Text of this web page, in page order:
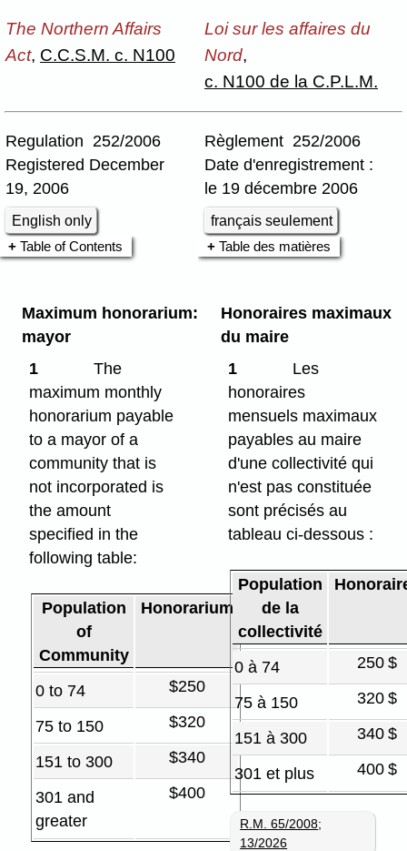
The Northern Affairs
Act, C.C.S.M. c. N100
Loi sur les affaires du
Nord,
c. N100 de la C.P.L.M.
Regulation 252/2006
Registered December
19, 2006
English only
Règlement 252/2006
Date d'enregistrement :
le 19 décembre 2006
français seulement
Table of Contents
Table des matières
Maximum honorarium:
mayor
1
The
maximum monthly
honorarium payable
to a mayor of a
community that is
not incorporated is
the amount
specified in the
following table:
Population
of
Community
Honorarium
0 to 74 $250
75 to 150 $320
151 to 300 $340
301 and
greater
$400
Honoraires maximaux
du maire
1
Les
honoraires
mensuels maximaux
payables au maire
d'une collectivité qui
n'est pas constituée
sont précisés au
tableau ci-dessous :
Population
de la
collectivité
0 à 74 250 $
75 à 150 320 $
151 à 300 340 $
301 et plus 400 $
R.M. 65/2008;
13/2026